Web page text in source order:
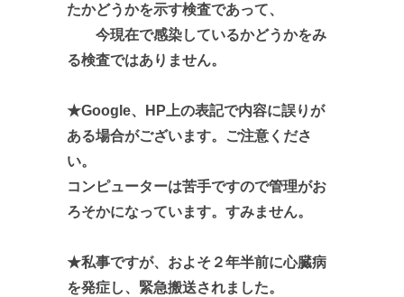
たかどうかを示す検査であって、
今現在で感染しているかどうかをみ
る検査ではありません。
★Google、HP上の表記で内容に誤りが
ある場合がございます。ご注意くださ
い。
コンピューターは苦手ですので管理がお
ろそかになっています。すみません。
★私事ですが、およそ２年半前に心臓病
を発症し、緊急搬送されました。